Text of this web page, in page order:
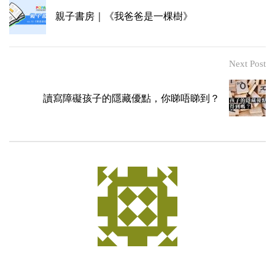
親子書房｜《我爸爸是一棵樹》
Next Post
讀寫障礙孩子的隱藏優點，你睇唔睇到？